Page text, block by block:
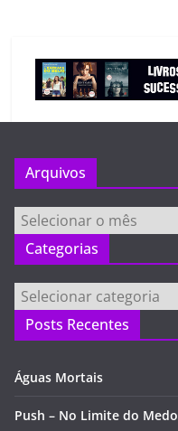
Arquivos
Arquivos
Categorias
Categorias
Posts Recentes
Águas Mortais
Push – No Limite do Medo